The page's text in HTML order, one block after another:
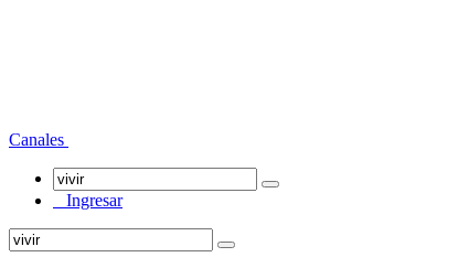
Canales
Ingresar